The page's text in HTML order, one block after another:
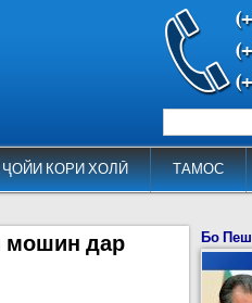
ҶОЙИ КОРИ ХОЛӢ ТАМОС
Форма
мошин дар
Бо